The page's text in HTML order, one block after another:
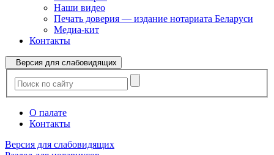
Наши видео
Печать доверия — издание нотариата Беларуси
Медиа-кит
Контакты
Версия для слабовидящих
О палате
Контакты
Версия для слабовидящих